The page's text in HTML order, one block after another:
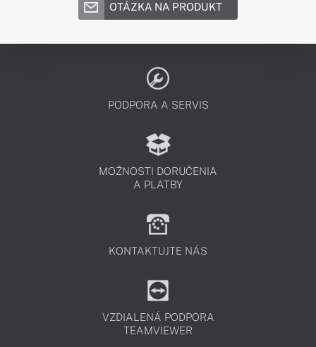
OTÁZKA NA PRODUKT
PODPORA A SERVIS
MOŽNOSTI DORUČENIA
A PLATBY
KONTAKTUJTE NÁS
VZDIALENÁ PODPORA
TEAMVIEWER